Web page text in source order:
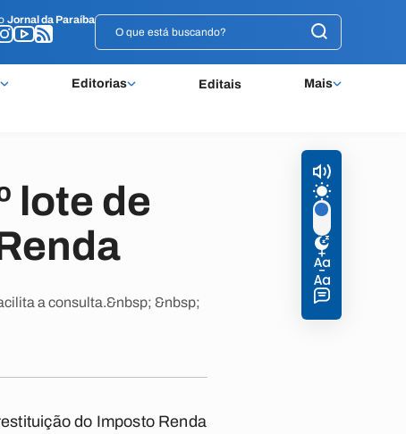
Jornal da Paraíba
Editorias Editais Mais
Jornal da Paraíba
lote de
a consulta.&nbsp; &nbsp;
do Imposto Renda